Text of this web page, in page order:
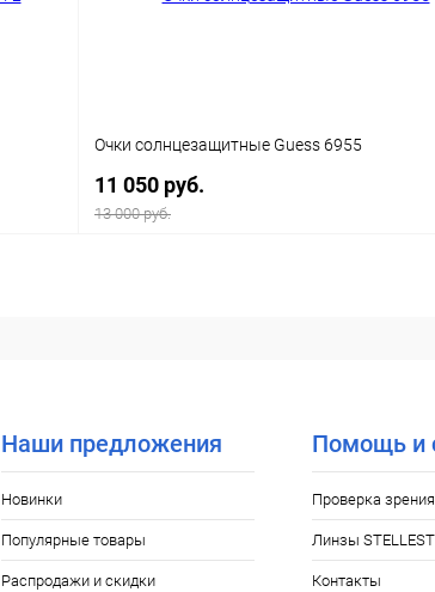
Очки солнцезащитные Guess 6955
11 050 руб.
13 000 руб.
Наши предложения
Новинки
Популярные товары
Распродажи и скидки
Помощь и
Проверка зрения
Линзы STELLEST
Контакты